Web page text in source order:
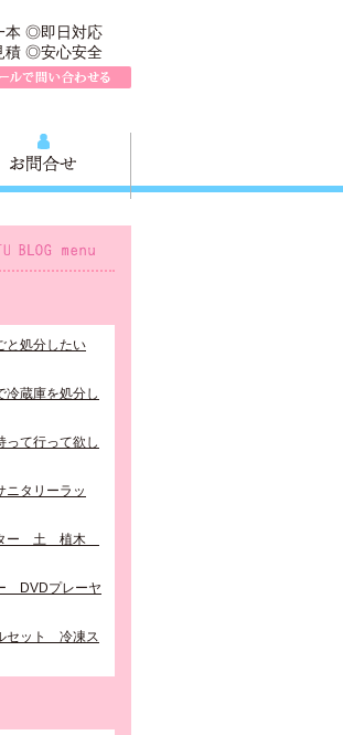
757-161（年中無休）営業時間AM9:00～
◎即日対応
◎安心安全
と処分したい
冷蔵庫を処分し
って行って欲し
タリーラッ
ー 土 植木
DVDプレーヤ
セット 冷凍ス